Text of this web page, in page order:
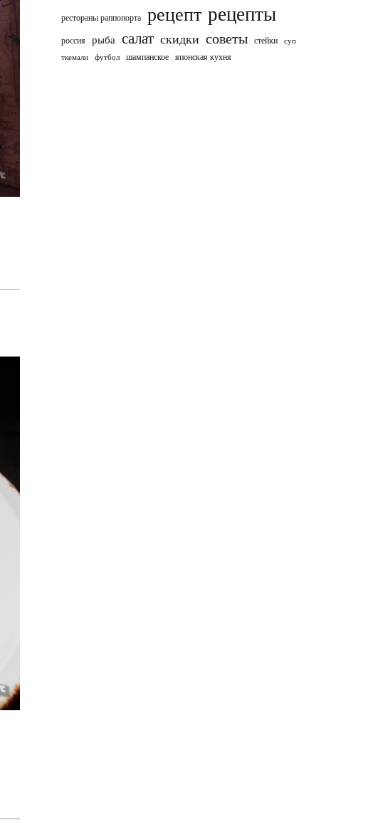
рестораны раппопорта рецепт рецепты
россия рыба салат скидки советы стейки
суп
ткемали
футбол шампанское японская кухня